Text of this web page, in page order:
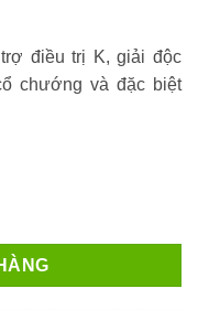
điều trị K, giải độc
chướng và đặc biệt